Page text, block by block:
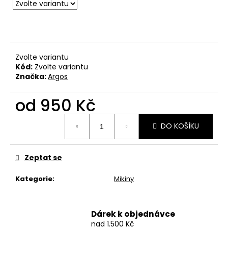
Zvolte variantu
Kód: Zvolte variantu
Značka:Argos
od 950 Kč
DO KOŠÍKU
Kategorie: Mikiny
Zeptat se
Dárek k objednávce
nad 1.500 Kč
e
BAVLNĚNÉ
TRIČKO
KRABATHOR
-
THE
WAY
METAL
500